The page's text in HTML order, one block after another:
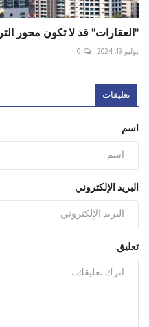
"العقارات" قد لا تكون محور
يوليو 13, 2024 0
تعليقات
اسم
البريد الإلكتروني
تعليق